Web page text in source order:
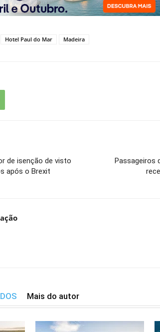
Hotel Paul do Mar Madeira
de isenção de visto
após o Brexit
Passageiros
Mais do autor